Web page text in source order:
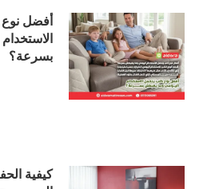
أفضل
بسرعة؟
كيفية